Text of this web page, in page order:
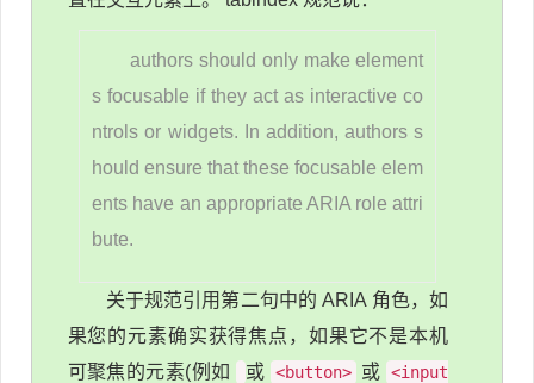
authors should only make element
s focusable if they act as interactive co
ntrols or widgets. In addition, authors s
hould ensure that these focusable elem
ents have an appropriate ARIA role attri
bute.
关于规范引用第二句中的 ARIA 角色，如
果您的元素确实获得焦点，如果它不是本机
可聚焦的元素(例如
或 <button> 或 <input